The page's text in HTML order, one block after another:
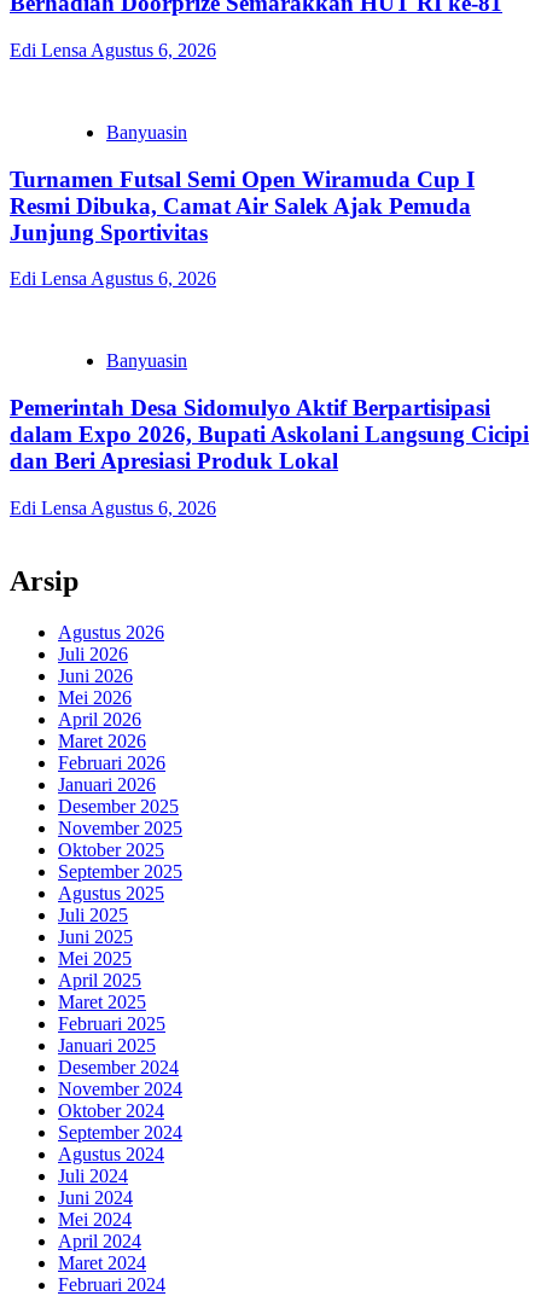
Edi Lensa Agustus 6, 2026
Banyuasin
Turnamen Futsal Semi Open Wiramuda Cup I
Resmi Dibuka, Camat Air Salek Ajak Pemuda
Junjung Sportivitas
Edi Lensa Agustus 6, 2026
Banyuasin
Pemerintah Desa Sidomulyo Aktif Berpartisipasi
dalam Expo 2026, Bupati Askolani Langsung Cicipi
dan Beri Apresiasi Produk Lokal
Edi Lensa Agustus 6, 2026
Arsip
Agustus 2026
Juli 2026
Juni 2026
Mei 2026
April 2026
Maret 2026
Februari 2026
Januari 2026
Desember 2025
November 2025
Oktober 2025
September 2025
Agustus 2025
Juli 2025
Juni 2025
Mei 2025
April 2025
Maret 2025
Februari 2025
Januari 2025
Desember 2024
November 2024
Oktober 2024
September 2024
Agustus 2024
Juli 2024
Juni 2024
Mei 2024
April 2024
Maret 2024
Februari 2024